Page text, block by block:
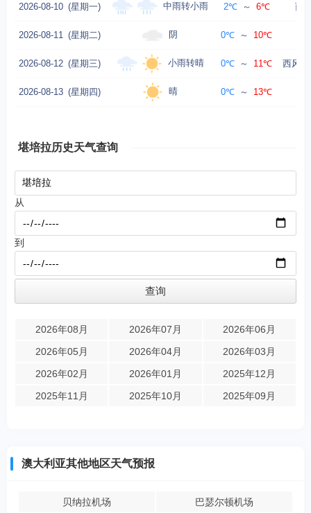
2026-08-10 (星期一) 中雨转小雨 2℃ ～ 6℃ 西
2026-08-11 (星期二) 阴 0℃ ～ 10℃
2026-08-12 (星期三) 小雨转晴 0℃ ～ 11℃ 西风
2026-08-13 (星期四) 晴 0℃ ～ 13℃
堪培拉历史天气查询
从
到
2026年08月 2026年07月
2026年06月
2026年05月
2026年04月
2026年03月
2026年02月
2026年01月
2025年12月
2025年11月
2025年10月 2025年09月
澳大利亚其他地区天气预报
贝纳拉机场
巴瑟尔顿机场